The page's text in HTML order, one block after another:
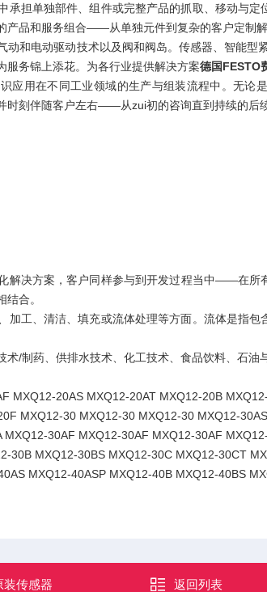
承担单独部件、组件或完整产品的抓取、移动与
产品和服务组合——从单独元件到复杂的客户定制解
动和电动驱动技术以及阀和阀岛。传感器、智能
服务锦上添花。为各行业提供解决方案德国FESTO
应用在不同工业领域的生产与组装流程中。无论
刻伴随客户左右——从zui初的咨询直到持续的后续
解决方案，客户同样参与到开发过程当中——在所
合。
加工、清洁、填充或流体处理等方面。流体是指
/制药、供排水技术、化工技术、食品饮料、石油
MXQ12-20AS MXQ12-20AT MXQ12-20B
MXQ12-30 MXQ12-30 MXQ12-30 MXQ12-
30AF MXQ12-30AF MXQ12-30AF
30B MXQ12-30BS MXQ12-30C MXQ12-30CT
MXQ12-40ASP MXQ12-40B MXQ12-40BS
装传感器 返回列表